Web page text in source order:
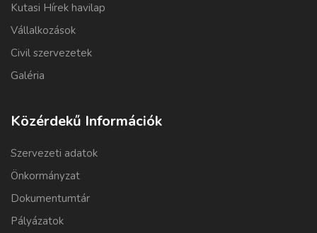
Kutasi Hírek havilap
Vállalkozások
Civil szervezetek
Galéria
Közérdekű Információk
Szervezeti adatok
Önkormányzat
Dokumentumtár
Pályázatok